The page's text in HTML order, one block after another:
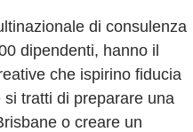
di consulenza
dipendenti, hanno il
che ispirino fiducia
tratti di preparare una
o creare un